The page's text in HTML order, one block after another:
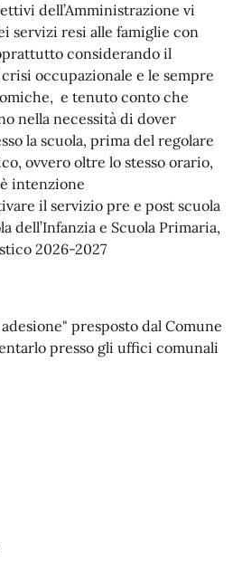
dell’Amministrazione vi
servizi resi alle famiglie con
considerando il
occupazionale e le sempre
e tenuto conto che
nella necessità di dover
la scuola, prima del regolare
ovvero oltre lo stesso orario,
intenzione
il servizio pre e post scuola
dell’Infanzia e Scuola Primaria,
2026-2027
presposto dal Comune
presso gli uffici comunali